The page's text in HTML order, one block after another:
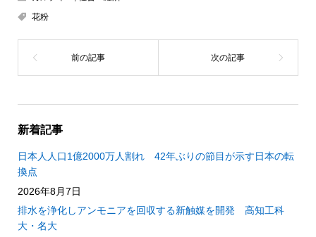
花粉
新着記事
日本人人口1億2000万人割れ 42年ぶりの節目が示す日本の転
換点
2026年8月7日
排水を浄化しアンモニアを回収する新触媒を開発 高知工科
大・名大